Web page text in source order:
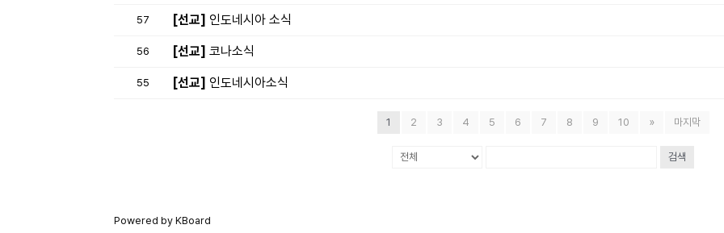
57 [선교] 인도네시아 소식
56 [선교] 코나소식
55 [선교] 인도네시아소식
1 2 3 4 5 6 7 8 9 10 » 마지막
검색
Powered by KBoard